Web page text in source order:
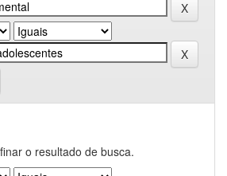
o resultado de busca.